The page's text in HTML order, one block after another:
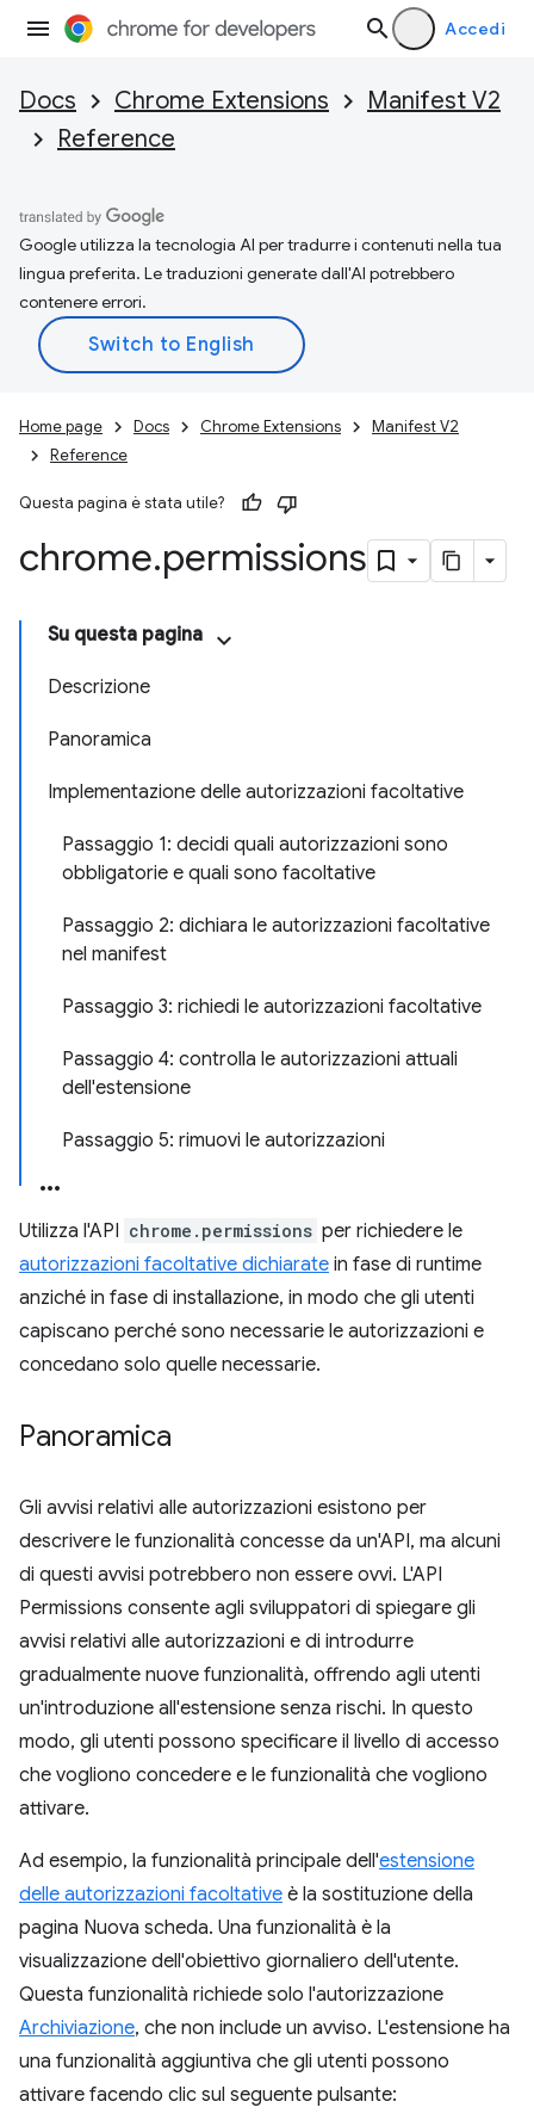
Accedi
Docs Chrome Extensions
Manifest V2
Reference
Google utilizza la tecnologia AI per tradurre i contenuti nella tua
lingua preferita. Le traduzioni generate dall'AI potrebbero
contenere errori.
Home page Docs Chrome Extensions
Manifest V2
Reference
Questa pagina è stata utile?
chrome.permissions
Su questa pagina
Descrizione
Panoramica
Implementazione delle autorizzazioni facoltative
Passaggio 1: decidi quali autorizzazioni sono
obbligatorie e quali sono facoltative
Passaggio 2: dichiara le autorizzazioni facoltative
nel manifest
Passaggio 3: richiedi le autorizzazioni facoltative
Passaggio 4: controlla le autorizzazioni attuali
dell'estensione
Passaggio 5: rimuovi le autorizzazioni
Utilizza l'API chrome.permissions per richiedere le
autorizzazioni facoltative dichiarate in fase di runtime
anziché in fase di installazione, in modo che gli utenti
capiscano perché sono necessarie le autorizzazioni e
concedano solo quelle necessarie.
Panoramica
Gli avvisi relativi alle autorizzazioni esistono per
descrivere le funzionalità concesse da un'API, ma alcuni
di questi avvisi potrebbero non essere ovvi. L'API
Permissions consente agli sviluppatori di spiegare gli
avvisi relativi alle autorizzazioni e di introdurre
gradualmente nuove funzionalità, offrendo agli utenti
un'introduzione all'estensione senza rischi. In questo
modo, gli utenti possono specificare il livello di accesso
che vogliono concedere e le funzionalità che vogliono
attivare.
Ad esempio, la funzionalità principale dell'estensione
delle autorizzazioni facoltative è la sostituzione della
pagina Nuova scheda. Una funzionalità è la
visualizzazione dell'obiettivo giornaliero dell'utente.
Questa funzionalità richiede solo l'autorizzazione
Archiviazione, che non include un avviso. L'estensione ha
una funzionalità aggiuntiva che gli utenti possono
attivare facendo clic sul seguente pulsante: